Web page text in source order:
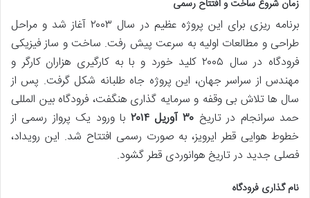
زمان شروع ساخت و افتتاح رسمی
برنامه ریزی برای این پروژه عظیم در سال ۲۰۰۳ آغاز شد و مراحل
طراحی و مطالعات اولیه به سرعت پیش رفت. ساخت و ساز فیزیکی
فرودگاه در سال ۲۰۰۵ کلید خورد و با به کارگیری هزاران کارگر و
مهندس از سراسر جهان، این پروژه جاه طلبانه شکل گرفت. پس از
سال ها تلاش بی وقفه و سرمایه گذاری هنگفت، فرودگاه بین المللی
حمد سرانجام در تاریخ ۳۰ آوریل ۲۰۱۴
با ورود یک پرواز رسمی از
خطوط هوایی قطر ایرویز، به صورت رسمی افتتاح شد. این رویداد،
فصلی جدید در تاریخ هوانوردی قطر گشود.
نام گذاری فرودگاه